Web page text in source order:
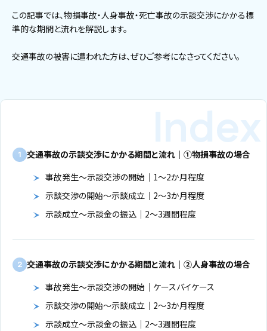
この記事では、物損事故・人身事故・死亡事故の示談交渉にかかる標
準的な期間と流れを解説します。
交通事故の被害に遭われた方は、ぜひご参考になさってください。
1 交通事故の示談交渉にかかる期間と流れ｜①物損事故の場合
事故発生～示談交渉の開始｜1～2か月程度
示談交渉の開始～示談成立｜2～3か月程度
示談成立～示談金の振込｜2～3週間程度
2 交通事故の示談交渉にかかる期間と流れ｜②人身事故の場合
事故発生～示談交渉の開始｜ケースバイケース
示談交渉の開始～示談成立｜2～3か月程度
示談成立～示談金の振込｜2～3週間程度